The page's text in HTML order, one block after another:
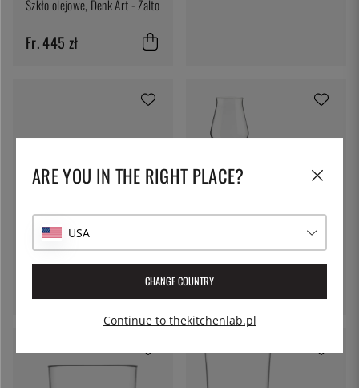
Szkło olejowe, Denk Art - Zalto
Fr. 445 zł
STÖLZLE
Kieliszek do piwa Penelopé
PATINA
Kieliszek do piwa Crafty, 420
34 zł
ARE YOU IN THE RIGHT PLACE?
USA
CHANGE COUNTRY
Continue to thekitchenlab.pl